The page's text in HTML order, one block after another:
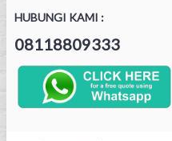
HUBUNGI KAMI :
08118809333